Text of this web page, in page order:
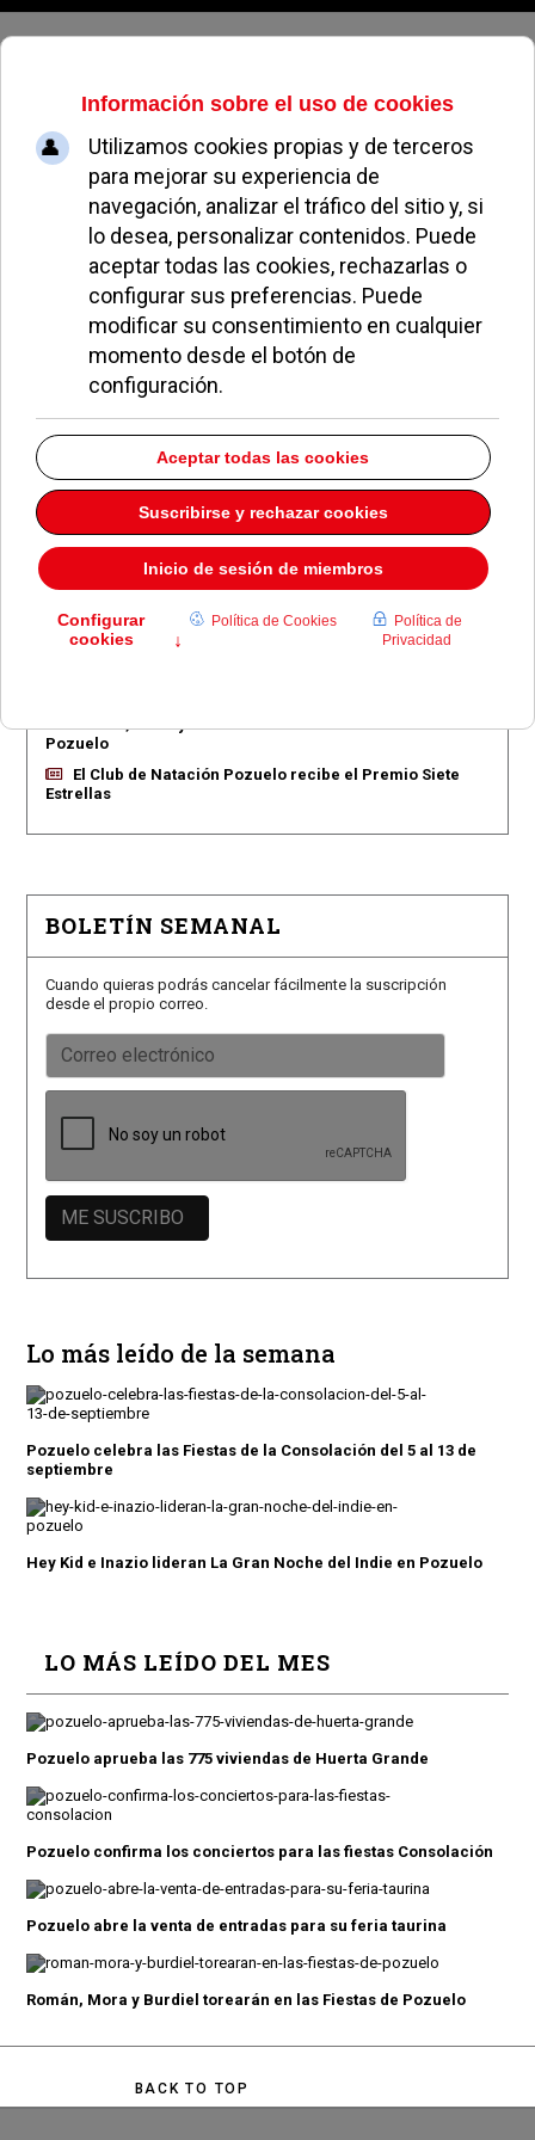
Sábado, 08 de agosto de 2026
Teléfono Ayuda a la
drogadicción
Teléfono: 900 16 15 15
Descargar la información como:
EN PORTADA
Pozuelo aprueba las 775 viviendas de Huerta Grande
Pozuelo confirma los conciertos para las fiestas
Consolación
Román, Mora y Burdiel torearán en las Fiestas de
Pozuelo
El Club de Natación Pozuelo recibe el Premio Siete
Estrellas
BOLETÍN SEMANAL
Cuando quieras podrás cancelar fácilmente la suscripción
desde el propio correo.
Lo más leído de la semana
Pozuelo celebra las Fiestas de la Consolación del 5 al 13 de
septiembre
Hey Kid e Inazio lideran La Gran Noche del Indie en Pozuelo
LO MÁS LEÍDO DEL MES
Pozuelo aprueba las 775 viviendas de Huerta Grande
Pozuelo confirma los conciertos para las fiestas Consolación
Pozuelo abre la venta de entradas para su feria taurina
Román, Mora y Burdiel torearán en las Fiestas de Pozuelo
BACK TO TOP